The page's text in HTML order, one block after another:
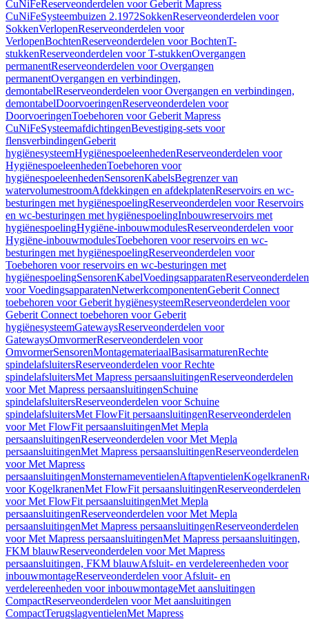
CuNiFeReserveonderdelen voor Geberit Mapress
CuNiFeSysteembuizen 2.1972SokkenReserveonderdelen voor
SokkenVerlopenReserveonderdelen voor
VerlopenBochtenReserveonderdelen voor BochtenT-
stukkenReserveonderdelen voor T-stukkenOvergangen
permanentReserveonderdelen voor Overgangen
permanentOvergangen en verbindingen,
demontabelReserveonderdelen voor Overgangen en verbindingen,
demontabelDoorvoeringenReserveonderdelen voor
DoorvoeringenToebehoren voor Geberit Mapress
CuNiFeSysteemafdichtingenBevestiging-sets voor
flensverbindingenGeberit
hygiënesysteemHygiënespoeleenhedenReserveonderdelen voor
HygiënespoeleenhedenToebehoren voor
hygiënespoeleenhedenSensorenKabelsBegrenzer van
watervolumestroomAfdekkingen en afdekplatenReservoirs en wc-
besturingen met hygiënespoelingReserveonderdelen voor Reservoirs
en wc-besturingen met hygiënespoelingInbouwreservoirs met
hygiënespoelingHygiëne-inbouwmodulesReserveonderdelen voor
Hygiëne-inbouwmodulesToebehoren voor reservoirs en wc-
besturingen met hygiënespoelingReserveonderdelen voor
Toebehoren voor reservoirs en wc-besturingen met
hygiënespoelingSensorenKabelVoedingsapparatenReserveonderdelen
voor VoedingsapparatenNetwerkcomponentenGeberit Connect
toebehoren voor Geberit hygiënesysteemReserveonderdelen voor
Geberit Connect toebehoren voor Geberit
hygiënesysteemGatewaysReserveonderdelen voor
GatewaysOmvormerReserveonderdelen voor
OmvormerSensorenMontagemateriaalBasisarmaturenRechte
spindelafsluitersReserveonderdelen voor Rechte
spindelafsluitersMet Mapress persaansluitingenReserveonderdelen
voor Met Mapress persaansluitingenSchuine
spindelafsluitersReserveonderdelen voor Schuine
spindelafsluitersMet FlowFit persaansluitingenReserveonderdelen
voor Met FlowFit persaansluitingenMet Mepla
persaansluitingenReserveonderdelen voor Met Mepla
persaansluitingenMet Mapress persaansluitingenReserveonderdelen
voor Met Mapress
persaansluitingenMonsternameventielenAftapventielenKogelkranen
voor KogelkranenMet FlowFit persaansluitingenReserveonderdelen
voor Met FlowFit persaansluitingenMet Mepla
persaansluitingenReserveonderdelen voor Met Mepla
persaansluitingenMet Mapress persaansluitingenReserveonderdelen
voor Met Mapress persaansluitingenMet Mapress persaansluitingen,
FKM blauwReserveonderdelen voor Met Mapress
persaansluitingen, FKM blauwAfsluit- en verdelereenheden voor
inbouwmontageReserveonderdelen voor Afsluit- en
verdelereenheden voor inbouwmontageMet aansluitingen
CompactReserveonderdelen voor Met aansluitingen
CompactTerugslagventielenMet Mapress